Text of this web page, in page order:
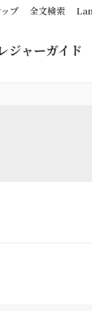
プ 全文検索
ジャーガイド